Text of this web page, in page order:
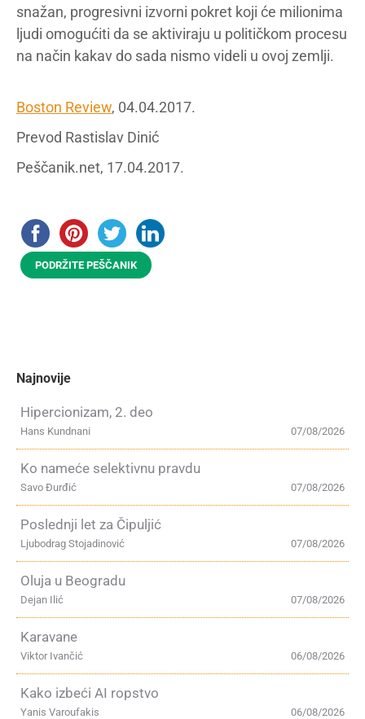
snažan, progresivni izvorni pokret koji će milionima
ljudi omogućiti da se aktiviraju u političkom procesu
na način kakav do sada nismo videli u ovoj zemlji.
Boston Review, 04.04.2017.
Prevod Rastislav Dinić
Peščanik.net, 17.04.2017.
PODRŽITE PEŠČANIK
Najnovije
Hipercionizam, 2. deo
07/08/2026
Hans Kundnani
Ko nameće selektivnu pravdu
07/08/2026
Savo Đurđić
Poslednji let za Čipuljić
07/08/2026
Ljubodrag Stojadinović
Oluja u Beogradu
07/08/2026
Dejan Ilić
Karavane
06/08/2026
Viktor Ivančić
Kako izbeći AI ropstvo
06/08/2026
Yanis Varoufakis